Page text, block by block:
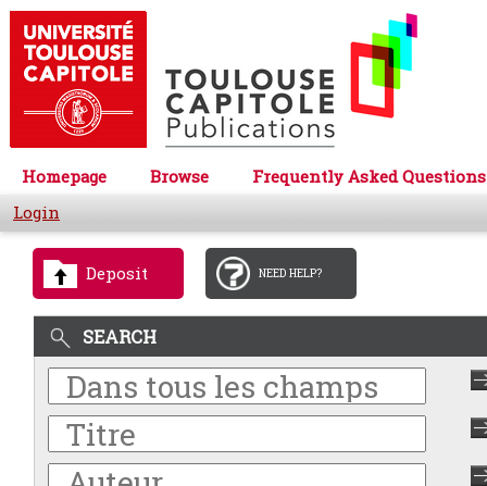
Homepage Browse
Frequently Asked Questions
Login
Deposit NEED HELP?
SEARCH